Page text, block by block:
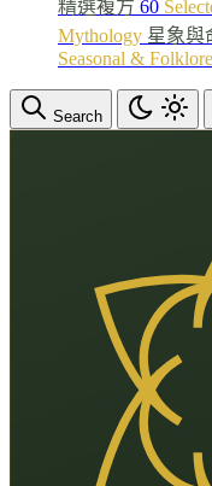
精選複方 60
Mythology 星象與
Seasonal & Folklore
Search